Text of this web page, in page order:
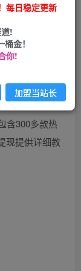
保存购买订单
含300多款热
现提供详细教
每日稳定更新
!
金！
你!
加盟当站长